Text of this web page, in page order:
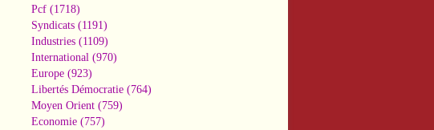
Pcf (1718)
Syndicats (1191)
Industries (1109)
International (970)
Europe (923)
Libertés Démocratie (764)
Moyen Orient (759)
Economie (757)